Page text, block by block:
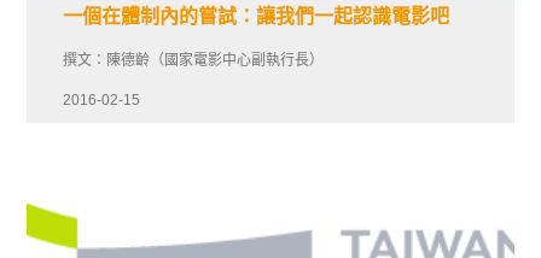
一個在體制內的嘗試：讓我們一起認識電影吧
撰文：陳德齡（國家電影中心副執行長）
2016-02-15